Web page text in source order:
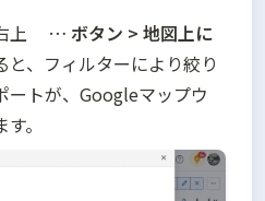
上 … ボタン > 地図上に
と、フィルターにより絞り
ートが、Googleマップウ
。